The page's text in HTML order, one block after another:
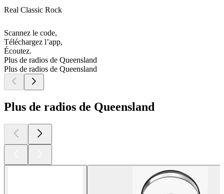
Real Classic Rock
Scannez le code,
Téléchargez l’app,
Écoutez.
Plus de radios de Queensland
Plus de radios de Queensland
Plus de radios de Queensland